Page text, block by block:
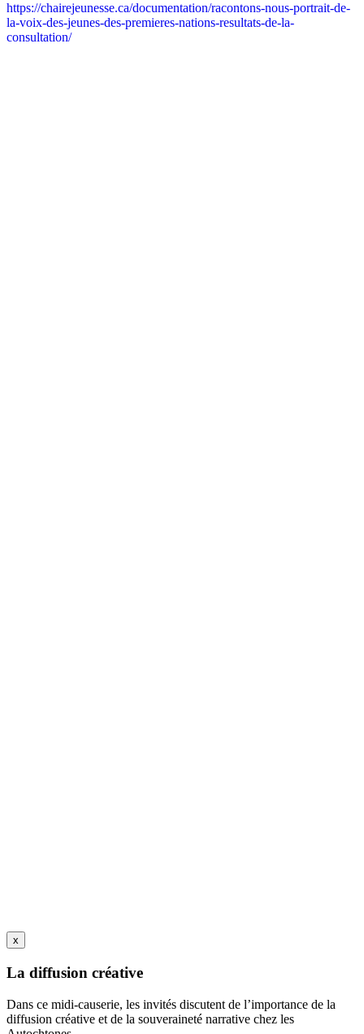
https://chairejeunesse.ca/documentation/racontons-nous-portrait-de-
la-voix-des-jeunes-des-premieres-nations-resultats-de-la-
consultation/
x
La diffusion créative
Dans ce midi-causerie, les invités discutent de l’importance de la
diffusion créative et de la souveraineté narrative chez les